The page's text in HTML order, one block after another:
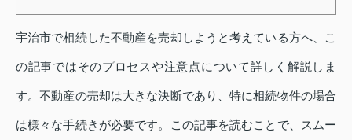
宇治市で相続した不動産を売却しようと考えている方へ、こ
の記事ではそのプロセスや注意点について詳しく解説しま
す。不動産の売却は大きな決断であり、特に相続物件の場合
は様々な手続きが必要です。この記事を読むことで、スムー